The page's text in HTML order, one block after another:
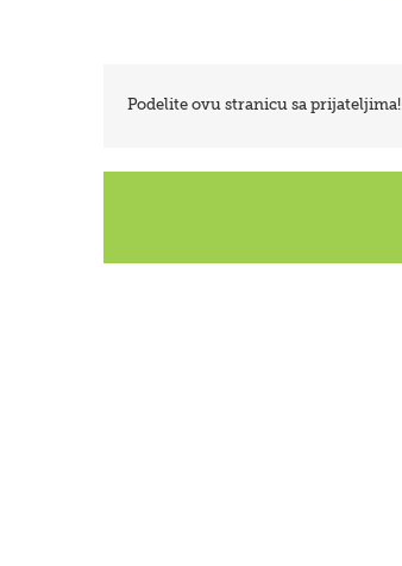
Podelite ovu stranicu sa prijateljima!